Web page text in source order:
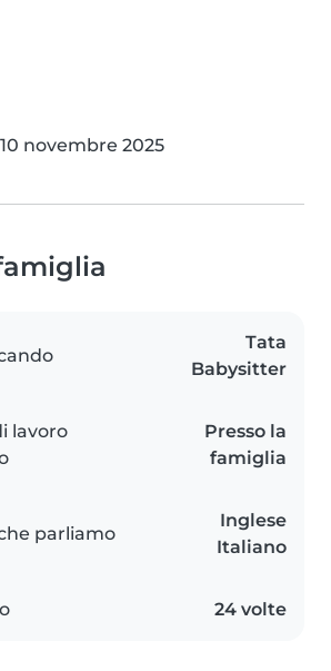
10 novembre 2025
Tata
Babysitter
lavoro
Presso la
famiglia
parliamo
Inglese
Italiano
24 volte